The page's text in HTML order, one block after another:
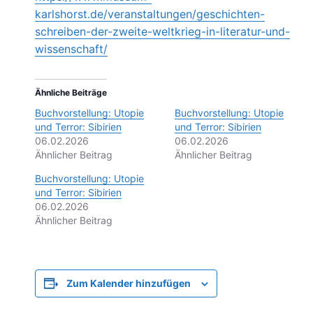
karlshorst.de/veranstaltungen/geschichten-
schreiben-der-zweite-weltkrieg-in-literatur-und-
wissenschaft/
Ähnliche Beiträge
Buchvorstellung: Utopie
und Terror: Sibirien
06.02.2026
Ähnlicher Beitrag
Buchvorstellung: Utopie
und Terror: Sibirien
06.02.2026
Ähnlicher Beitrag
Buchvorstellung: Utopie
und Terror: Sibirien
06.02.2026
Ähnlicher Beitrag
Zum Kalender hinzufügen